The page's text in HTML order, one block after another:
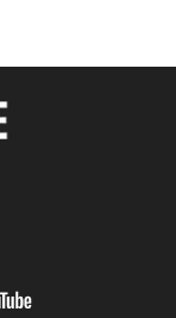
youtube-